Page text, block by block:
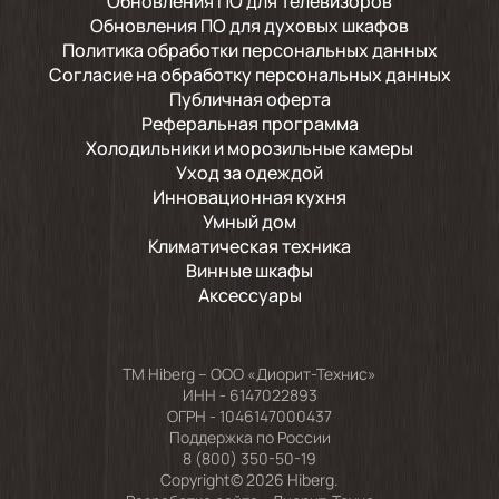
Обновления ПО для духовых шкафов
Политика обработки персональных данных
Согласие на обработку персональных данных
Публичная оферта
Реферальная программа
Холодильники и морозильные камеры
Уход за одеждой
Инновационная кухня
Умный дом
Климатическая техника
Винные шкафы
Аксессуары
TM Hiberg – ООО «Диорит-Технис»
ИНН - 6147022893
ОГРН - 1046147000437
Поддержка по России
8 (800) 350-50-19
Copyright© 2026 Hiberg.